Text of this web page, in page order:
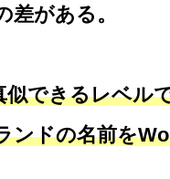
がある。
似できるレベル
ンドの名前を